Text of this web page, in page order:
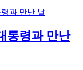
통령과 만난